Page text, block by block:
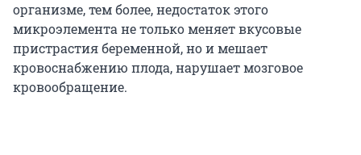
организме, тем более, недостаток этого
микроэлемента не только меняет вкусовые
пристрастия беременной, но и мешает
кровоснабжению плода, нарушает мозговое
кровообращение.